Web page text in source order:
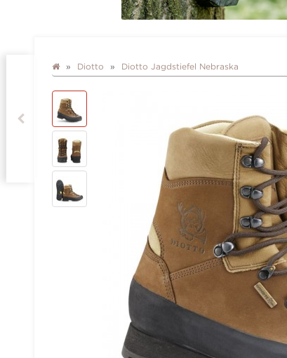
Diotto Diotto Jagdstiefel Nebraska